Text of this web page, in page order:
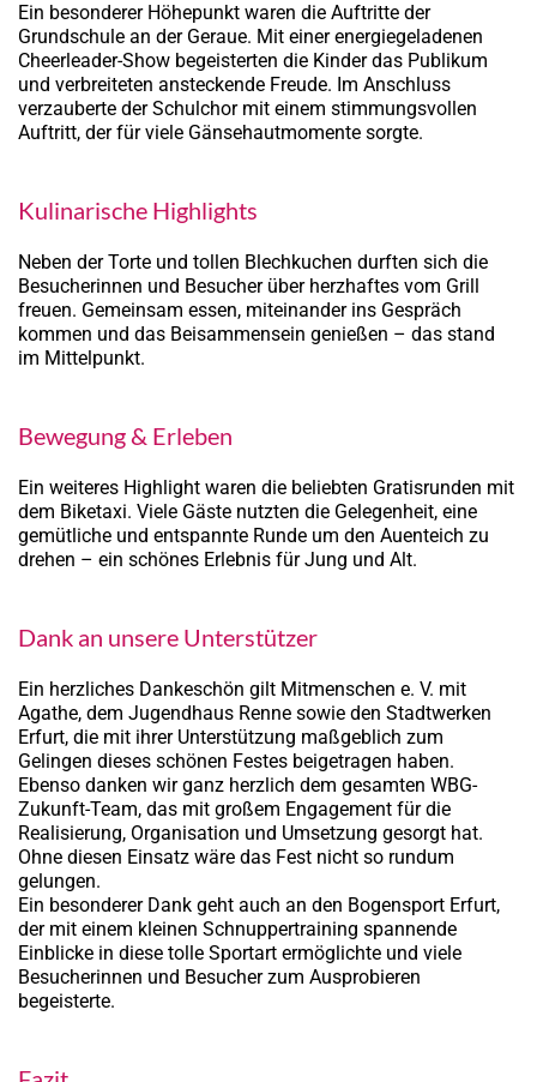
Ein besonderer Höhepunkt waren die Auftritte der
Grundschule an der Geraue. Mit einer energiegeladenen
Cheerleader-Show begeisterten die Kinder das Publikum
und verbreiteten ansteckende Freude. Im Anschluss
verzauberte der Schulchor mit einem stimmungsvollen
Auftritt, der für viele Gänsehautmomente sorgte.
Kulinarische Highlights
Neben der Torte und tollen Blechkuchen durften sich die
Besucherinnen und Besucher über herzhaftes vom Grill
freuen. Gemeinsam essen, miteinander ins Gespräch
kommen und das Beisammensein genießen – das stand
im Mittelpunkt.
Bewegung & Erleben
Ein weiteres Highlight waren die beliebten Gratisrunden mit
dem Biketaxi. Viele Gäste nutzten die Gelegenheit, eine
gemütliche und entspannte Runde um den Auenteich zu
drehen – ein schönes Erlebnis für Jung und Alt.
Dank an unsere Unterstützer
Ein herzliches Dankeschön gilt Mitmenschen e. V. mit
Agathe, dem Jugendhaus Renne sowie den Stadtwerken
Erfurt, die mit ihrer Unterstützung maßgeblich zum
Gelingen dieses schönen Festes beigetragen haben.
Ebenso danken wir ganz herzlich dem gesamten WBG-
Zukunft-Team, das mit großem Engagement für die
Realisierung, Organisation und Umsetzung gesorgt hat.
Ohne diesen Einsatz wäre das Fest nicht so rundum
gelungen.
Ein besonderer Dank geht auch an den Bogensport Erfurt,
der mit einem kleinen Schnuppertraining spannende
Einblicke in diese tolle Sportart ermöglichte und viele
Besucherinnen und Besucher zum Ausprobieren
begeisterte.